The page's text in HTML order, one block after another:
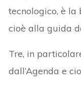
tecnologico, è la
cioè alla guida
Tre, in
dall’Agenda e